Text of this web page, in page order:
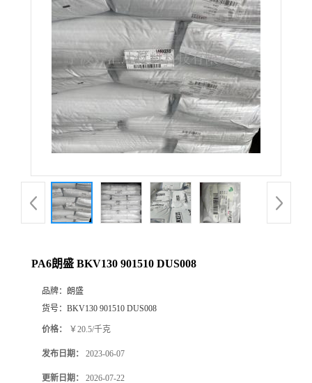
品
厅
PA6朗盛 BKV130 901510 DUS008
品牌：
朗盛
货号： BKV130 901510 DUS008
价格： ￥20.5/千克
发布日期： 2023-06-07
更新日期： 2026-07-22